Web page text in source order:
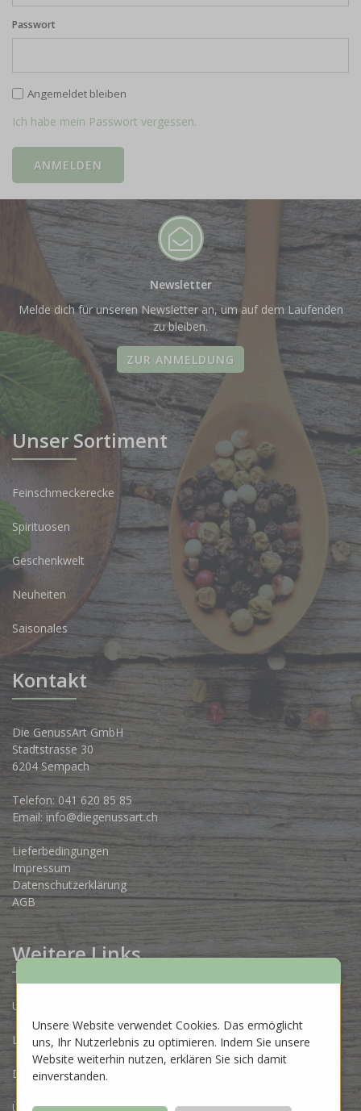
Passwort
Angemeldet bleiben
Ich habe mein Passwort vergessen.
Newsletter
Melde dich für unseren Newsletter an, um auf dem Laufenden
zu bleiben.
ZUR ANMELDUNG
Unser Sortiment
Feinschmeckerecke
Spirituosen
Geschenkwelt
Neuheiten
Saisonales
Kontakt
Die GenussArt GmbH
Stadtstrasse 30
6204 Sempach
Telefon: 041 620 85 85
Email: info@diegenussart.ch
Lieferbedingungen
Impressum
Datenschutzerklärung
AGB
Weitere Links
Unsere Produzenten
Lose Ware Konzept
Dein Eigenlabel
Über uns
Unsere Website verwendet Cookies. Das ermöglicht
uns, Ihr Nutzerlebnis zu optimieren. Indem Sie unsere
Website weiterhin nutzen, erklären Sie sich damit
einverstanden.